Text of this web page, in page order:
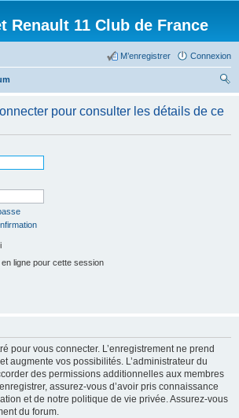
Renault 11 Club de France
Connexion
M’enregistrer
her
ch
pour consulter les détails de ce
ligne pour cette session
pour vous connecter. L’enregistrement ne prend
augmente vos possibilités. L’administrateur du
des permissions additionnelles aux membres
assurez-vous d’avoir pris connaissance
et de notre politique de vie privée. Assurez-vous
du forum.